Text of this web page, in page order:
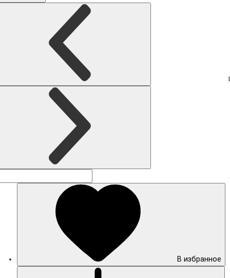
В избранное